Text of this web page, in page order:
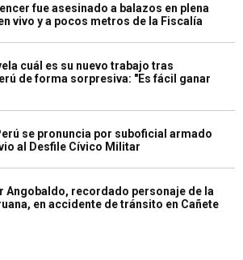
fue asesinado a balazos en plena
vivo y a pocos metros de la Fiscalía
cuál es su nuevo trabajo tras
de forma sorpresiva: "Es fácil ganar
se pronuncia por suboficial armado
al Desfile Cívico Militar
Angobaldo, recordado personaje de la
en accidente de tránsito en Cañete